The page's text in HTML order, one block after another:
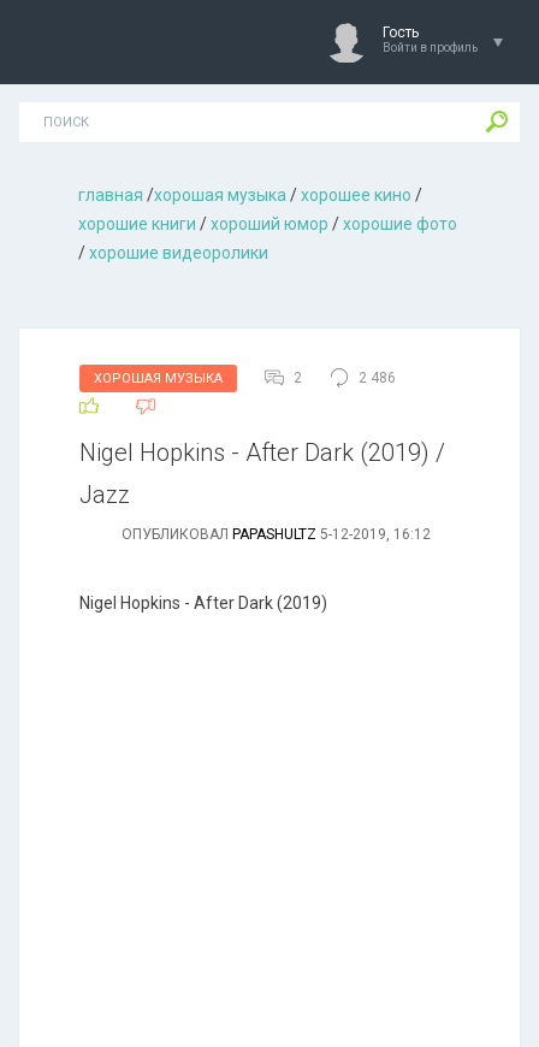
Гость
Войти в профиль
главная /хорошая музыкa /хорошее кино /
хорошие книги /хороший юмор /хорошие фото
/хорошие видеоролики
ХОРОШАЯ МУЗЫКА 2 2 486
Nigel Hopkins - After Dark (2019) /
Jazz
ОПУБЛИКОВАЛ PAPASHULTZ 5-12-2019, 16:12
Nigel Hopkins - After Dark (2019)